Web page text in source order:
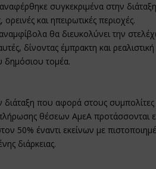
συγκεκριμένα στην
ορεινές και ηπειρωτικές περιοχές.
αναμφίβολα θα διευκολύνει την
δίνοντας έμπρακτη και
δημόσιου τομέα.
διάταξη που αφορά στους
θέσεων ΑμεΑ προτάσσονται
50% έναντι εκείνων με
διάρκειας.